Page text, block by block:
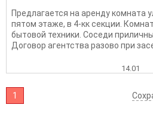
Предлагается на аренду комната
пятом этаже, в 4-кк секции.
бытовой техники. Соседи
Договор агентства разово при
14.01
1